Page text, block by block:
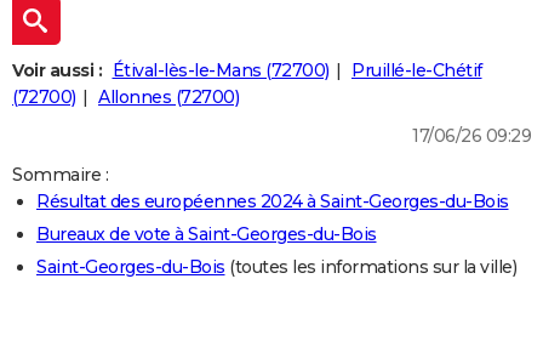
Essais
Réserver un essai
Citadines
Berlines
SUV
Forum auto
+HIGH-TECH
Mobiles
Meilleur smartphone
Internet
Ordinateurs
Jeux vidéo
Guide high-tech
+
BRICOLAGE
Forum
Aménagement intérieur
Extérieur
Cuisine
Salle de bains
Jardinage
Rangement
+
LIFESTYLE
Art de vivre
Bien-être
Loisirs
Mode
Modes de vie
SANTE
Alimentation
Guide de la santé
Maladies
Médicaments
Sommeil
VOYAGE
Voir aussi : Étival-lès-le-Mans (72700)
Pruillé-le-Chétif
(72700)
Allonnes (72700)
17/06/26 09:29
Sommaire :
Résultat des européennes 2024 à Saint-Georges-du-Bois
Bureaux de vote à Saint-Georges-du-Bois
Saint-Georges-du-Bois (toutes les informations sur la ville)